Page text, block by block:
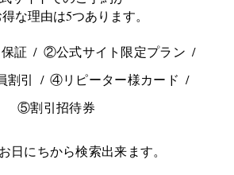
な理由は5つあります。
証
②公式サイト限定プラン
割引
④リピーター様カード
⑤割引招待券
日にちから検索出来ます。